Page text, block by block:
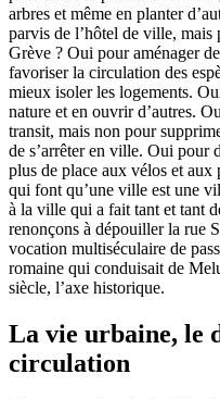
arbres et même en planter
parvis de l’hôtel de ville, mais
Grève ? Oui pour aménager
favoriser la circulation des
mieux isoler les logements.
nature et en ouvrir d’autres.
transit, mais non pour
de s’arrêter en ville. Oui pour
plus de place aux vélos et aux
qui font qu’une ville est une
à la ville qui a fait tant et tant
renonçons à dépouiller la rue
vocation multiséculaire de
romaine qui conduisait de
siècle, l’axe historique.
La vie urbaine, le
circulation